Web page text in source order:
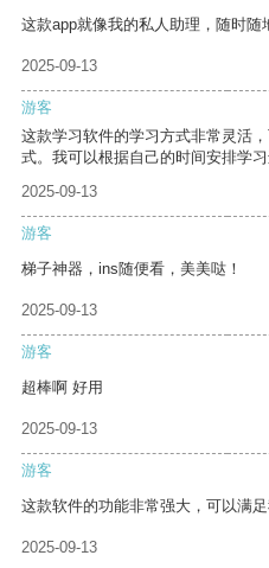
这款app就像我的私人助理，随时随
2025-09-13
游客
这款学习软件的学习方式非常灵活
式。我可以根据自己的时间安排学习
2025-09-13
游客
梯子神器，ins随便看，美美哒！
2025-09-13
游客
超棒啊 好用
2025-09-13
游客
这款软件的功能非常强大，可以满足
2025-09-13